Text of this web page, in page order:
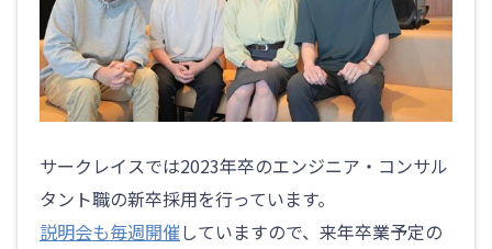
サークレイスでは2023年卒のエンジニア・コンサル
タント職の新卒採用を行っています。
説明会も毎週開催 していますので、来年卒業予定の